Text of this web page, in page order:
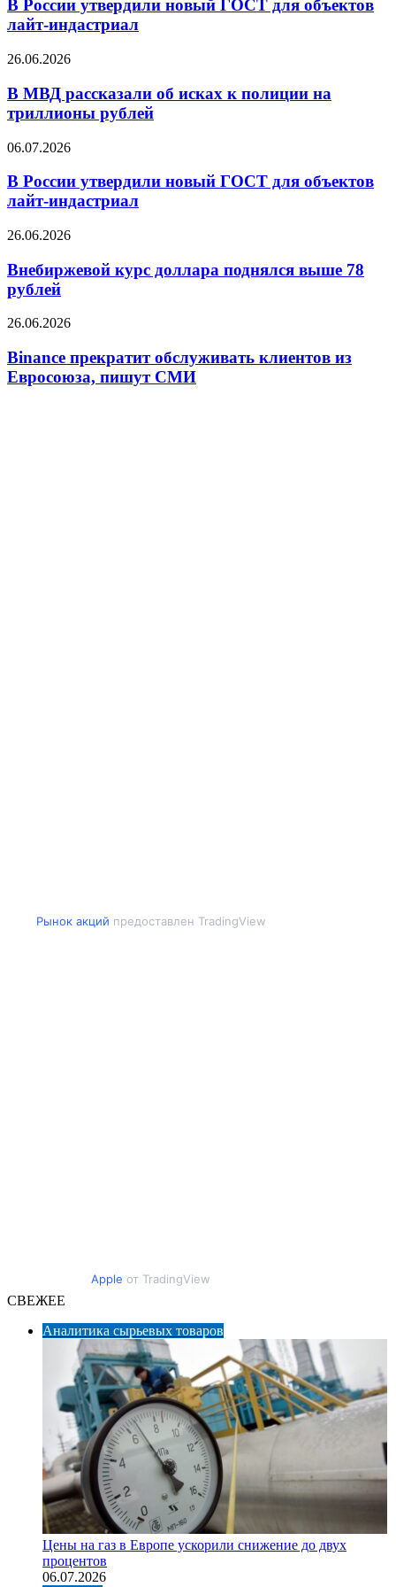
11,18
рубля
новый
ГОСТ
объектов
индастриал
В России утвердили новый ГОСТ для объектов
лайт-индастриал
В
рассказали
об
исках
полиции
триллионы
рублей
26.06.2026
В МВД рассказали об исках к полиции на
триллионы рублей
В
утвердили
новый
ГОСТ
объектов
индастриал
06.07.2026
В России утвердили новый ГОСТ для объектов
лайт-индастриал
Внебиржевой
доллара
поднялся
выше
рублей
26.06.2026
Внебиржевой курс доллара поднялся выше 78
рублей
Binance
обслуживать
клиентов
из
26.06.2026
Binance прекратит обслуживать клиентов из
Евросоюза, пишут СМИ
Рынок акций предоставлен TradingView
Apple от TradingView
СВЕЖЕЕ
Аналитика сырьевых товаров
Цены на газ в Европе ускорили снижение до двух
процентов
06.07.2026